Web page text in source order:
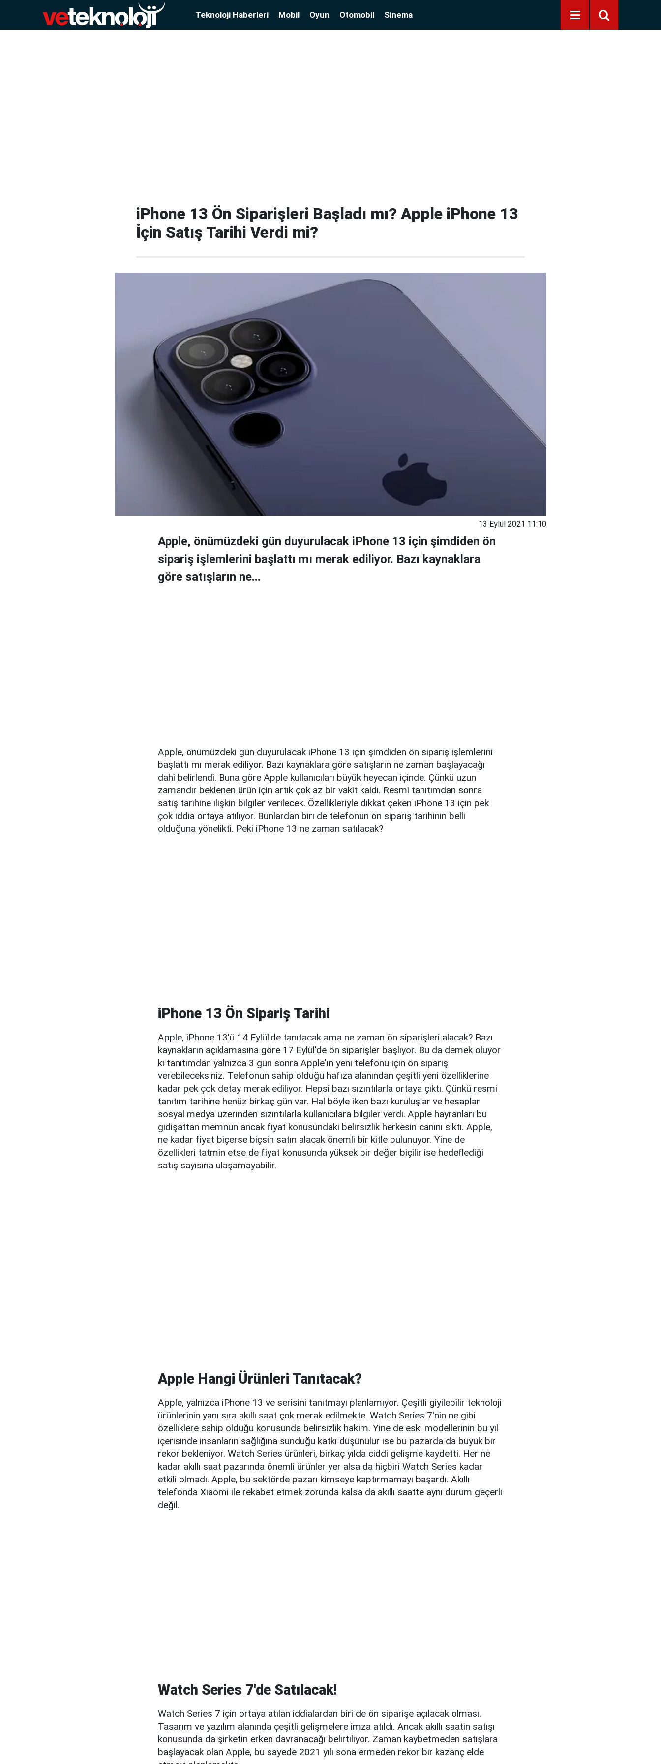
Teknoloji Haberleri Mobil Oyun Otomobil Sinema
iPhone 13 Ön Siparişleri Başladı mı? Apple iPhone 13
İçin Satış Tarihi Verdi mi?
13 Eylül 2021 11:10
Apple, önümüzdeki gün duyurulacak iPhone 13 için şimdiden ön
sipariş işlemlerini başlattı mı merak ediliyor. Bazı kaynaklara
göre satışların ne...
Apple, önümüzdeki gün duyurulacak iPhone 13 için şimdiden ön sipariş işlemlerini
başlattı mı merak ediliyor. Bazı kaynaklara göre satışların ne zaman başlayacağı
dahi belirlendi. Buna göre Apple kullanıcıları büyük heyecan içinde. Çünkü uzun
zamandır beklenen ürün için artık çok az bir vakit kaldı. Resmi tanıtımdan sonra
satış tarihine ilişkin bilgiler verilecek. Özellikleriyle dikkat çeken iPhone 13 için pek
çok iddia ortaya atılıyor. Bunlardan biri de telefonun ön sipariş tarihinin belli
olduğuna yönelikti. Peki iPhone 13 ne zaman satılacak?
iPhone 13 Ön Sipariş Tarihi
Apple, iPhone 13'ü 14 Eylül'de tanıtacak ama ne zaman ön siparişleri alacak? Bazı
kaynakların açıklamasına göre 17 Eylül'de ön siparişler başlıyor. Bu da demek oluyor
ki tanıtımdan yalnızca 3 gün sonra Apple'ın yeni telefonu için ön sipariş
verebileceksiniz. Telefonun sahip olduğu hafıza alanından çeşitli yeni özelliklerine
kadar pek çok detay merak ediliyor. Hepsi bazı sızıntılarla ortaya çıktı. Çünkü resmi
tanıtım tarihine henüz birkaç gün var. Hal böyle iken bazı kuruluşlar ve hesaplar
sosyal medya üzerinden sızıntılarla kullanıcılara bilgiler verdi. Apple hayranları bu
gidişattan memnun ancak fiyat konusundaki belirsizlik herkesin canını sıktı. Apple,
ne kadar fiyat biçerse biçsin satın alacak önemli bir kitle bulunuyor. Yine de
özellikleri tatmin etse de fiyat konusunda yüksek bir değer biçilir ise hedeflediği
satış sayısına ulaşamayabilir.
Apple Hangi Ürünleri Tanıtacak?
Apple, yalnızca iPhone 13 ve serisini tanıtmayı planlamıyor. Çeşitli giyilebilir teknoloji
ürünlerinin yanı sıra akıllı saat çok merak edilmekte. Watch Series 7'nin ne gibi
özelliklere sahip olduğu konusunda belirsizlik hakim. Yine de eski modellerinin bu yıl
içerisinde insanların sağlığına sunduğu katkı düşünülür ise bu pazarda da büyük bir
rekor bekleniyor. Watch Series ürünleri, birkaç yılda ciddi gelişme kaydetti. Her ne
kadar akıllı saat pazarında önemli ürünler yer alsa da hiçbiri Watch Series kadar
etkili olmadı. Apple, bu sektörde pazarı kimseye kaptırmamayı başardı. Akıllı
telefonda Xiaomi ile rekabet etmek zorunda kalsa da akıllı saatte aynı durum geçerli
değil.
Watch Series 7'de Satılacak!
Watch Series 7 için ortaya atılan iddialardan biri de ön siparişe açılacak olması.
Tasarım ve yazılım alanında çeşitli gelişmelere imza atıldı. Ancak akıllı saatin satışı
konusunda da şirketin erken davranacağı belirtiliyor. Zaman kaybetmeden satışlara
başlayacak olan Apple, bu sayede 2021 yılı sona ermeden rekor bir kazanç elde